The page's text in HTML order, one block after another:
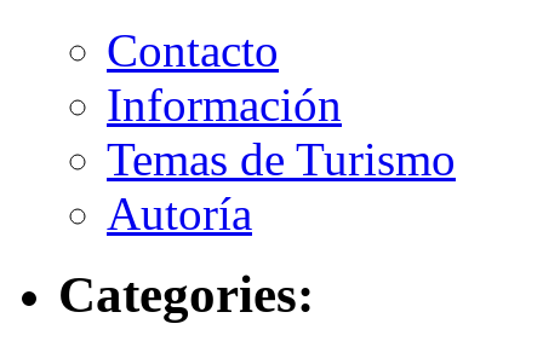
Contacto
Información
Temas de Turismo
Autoría
Categories: